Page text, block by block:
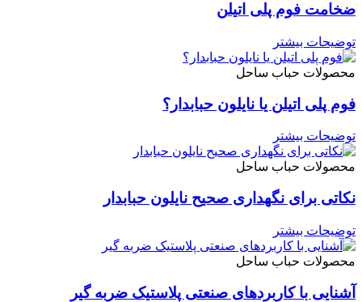
ضخامت فوم پلی اتیلن
توضیحات بیشتر
محصولات حباب ساحل
فوم پلی اتیلن یا نایلون حبابدار؟
توضیحات بیشتر
محصولات حباب ساحل
نکاتی برای نگهداری صحیح نایلون حبابدار
توضیحات بیشتر
محصولات حباب ساحل
آشنایی با کاربردهای صنعتی پلاستیک ضربه گیر